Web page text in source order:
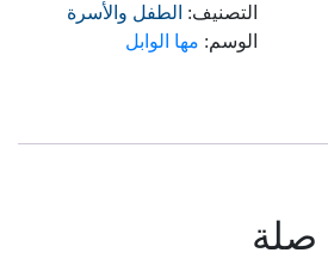
التصنيف: الطفل والأسرة
الوسم: مها الوابل
صلة